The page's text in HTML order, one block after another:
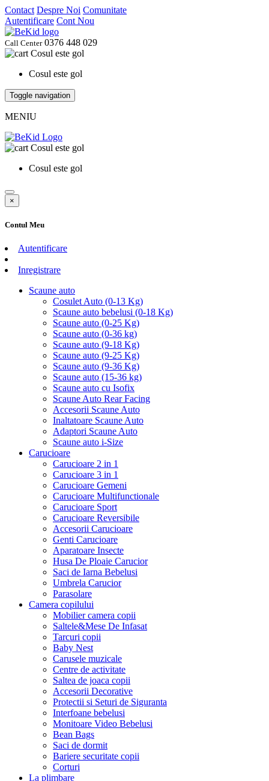
Contact Despre Noi Comunitate
Autentificare Cont Nou
Call Center0376 448 029
Cosul este gol
Cosul este gol
Toggle navigation
MENIU
Cosul este gol
Cosul este gol
×
Contul Meu
Autentificare
Inregistrare
Scaune auto
Cosulet Auto (0-13 Kg)
Scaune auto bebelusi (0-18 Kg)
Scaune auto (0-25 Kg)
Scaune auto (0-36 kg)
Scaune auto (9-18 Kg)
Scaune auto (9-25 Kg)
Scaune auto (9-36 Kg)
Scaune auto (15-36 kg)
Scaune auto cu Isofix
Scaune Auto Rear Facing
Accesorii Scaune Auto
Inaltatoare Scaune Auto
Adaptori Scaune Auto
Scaune auto i-Size
Carucioare
Carucioare 2 in 1
Carucioare 3 in 1
Carucioare Gemeni
Carucioare Multifunctionale
Carucioare Sport
Carucioare Reversibile
Accesorii Carucioare
Genti Carucioare
Aparatoare Insecte
Husa De Ploaie Carucior
Saci de Iarna Bebelusi
Umbrela Carucior
Parasolare
Camera copilului
Mobilier camera copii
Saltele&Mese De Infasat
Tarcuri copii
Baby Nest
Carusele muzicale
Centre de activitate
Saltea de joaca copii
Accesorii Decorative
Protectii si Seturi de Siguranta
Interfoane bebelusi
Monitoare Video Bebelusi
Bean Bags
Saci de dormit
Bariere securitate copii
Corturi
La plimbare